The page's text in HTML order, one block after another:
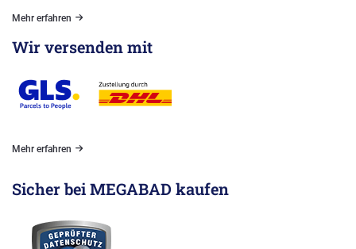
Mehr erfahren
Wir versenden mit
Mehr erfahren
Sicher bei MEGABAD kaufen